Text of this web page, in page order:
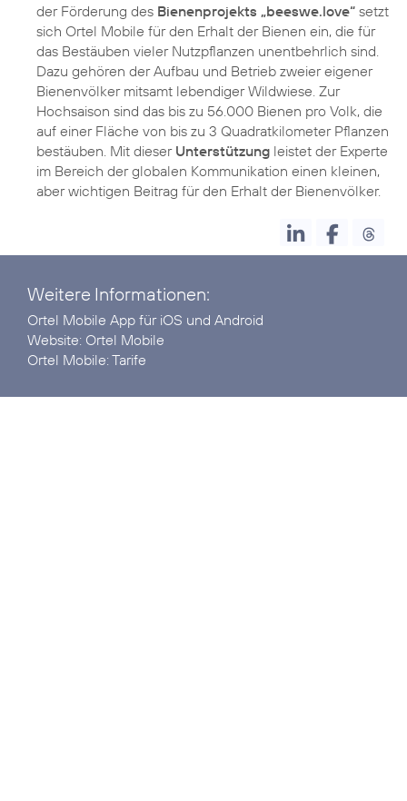
der Förderung des Bienenprojekts „beeswe.love“ setzt
sich Ortel Mobile für den Erhalt der Bienen ein, die für
das Bestäuben vieler Nutzpflanzen unentbehrlich sind.
Dazu gehören der Aufbau und Betrieb zweier eigener
Bienenvölker mitsamt lebendiger Wildwiese. Zur
Hochsaison sind das bis zu 56.000 Bienen pro Volk, die
auf einer Fläche von bis zu 3 Quadratkilometer Pflanzen
bestäuben. Mit dieser Unterstützung leistet der Experte
im Bereich der globalen Kommunikation einen kleinen,
aber wichtigen Beitrag für den Erhalt der Bienenvölker.
Weitere Informationen:
Ortel Mobile App für iOS und Android
Website: Ortel Mobile
Ortel Mobile: Tarife